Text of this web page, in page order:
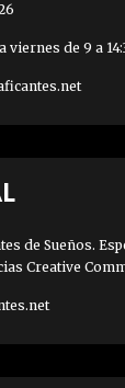
de 9 a
de Sueños.
Creative